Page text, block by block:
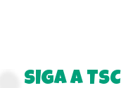
SIGA A TSC